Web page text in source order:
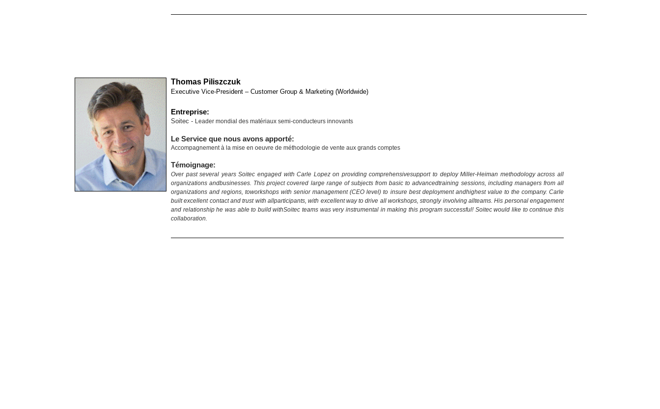
Thomas Piliszczuk
Executive Vice-President – Customer Group & Marketing (Worldwide)
Entreprise:
Soitec - Leader mondial des matériaux semi-conducteurs innovants
Le Service que nous avons apporté:
Accompagnement à la mise en oeuvre de méthodologie de vente aux grands comptes
Témoignage:
Over past several years Soitec engaged with Carle Lopez on providing comprehensivesupport to deploy Miller-Heiman methodology across all
organizations andbusinesses. This project covered large range of subjects from basic to advancedtraining sessions, including managers from all
organizations and regions, toworkshops with senior management (CEO level) to insure best deployment andhighest value to the company. Carle
built excellent contact and trust with allparticipants, with excellent way to drive all workshops, strongly involving allteams. His personal engagement
and relationship he was able to build withSoitec teams was very instrumental in making this program successful! Soitec would like to continue this
collaboration.